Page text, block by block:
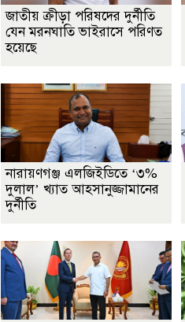
জাতীয় ক্রীড়া পরিষদের দুর্নীতি
যেন মরনঘাতি ভাইরাসে পরিণত
হয়েছে
নারায়ণগঞ্জ এলজিইডিতে ‘৩%
দুলাল’ খ্যাত আহসানুজ্জামানের
দুর্নীতি